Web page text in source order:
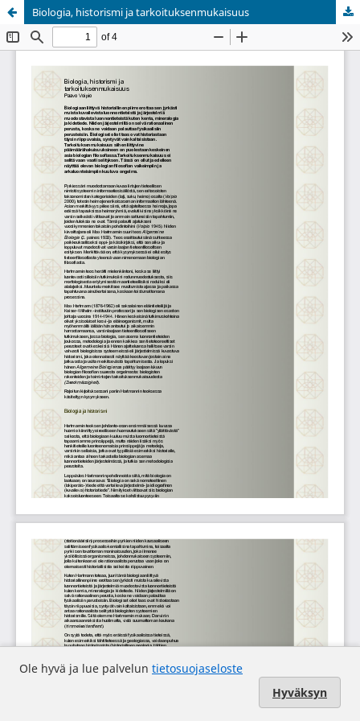
Biologia, historismi ja tarkoituksenmukaisuus
Ole hyvä ja lue palvelun tietosuojaseloste
Hyväksyn
Palvelua ylläpitääTieteellisten seurain valtuuskunta.